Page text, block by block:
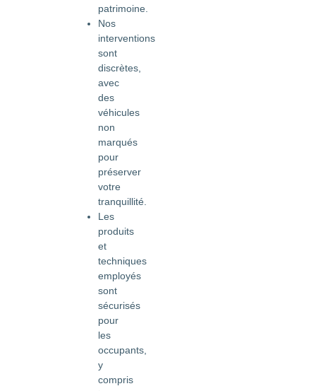
patrimoine.
Nos
interventions
sont
discrètes,
avec
des
véhicules
non
marqués
pour
préserver
votre
tranquillité.
Les
produits
et
techniques
employés
sont
sécurisés
pour
les
occupants,
y
compris